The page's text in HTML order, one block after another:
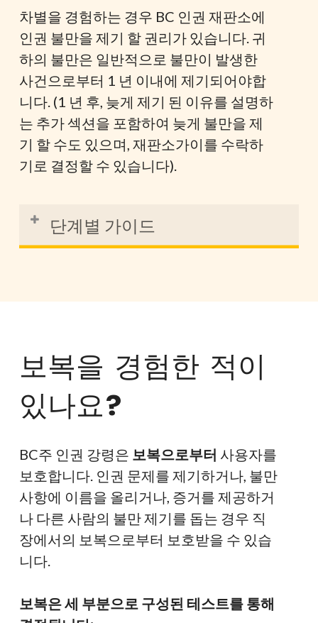
예를 들어, 고용주가 마음에 들지 않는 후
보에게 투표했다는 이유로 직원을 해고하
는 것은 고용주가 직원을 차별하는 것일 수
있습니다.
차별을 경험하는 경우 BC 인권 재판소에
인권 불만을 제기 할 권리가 있습니다. 귀
하의 불만은 일반적으로 불만이 발생한
사건으로부터 1 년 이내에 제기되어야합
니다. (1 년 후, 늦게 제기 된 이유를 설명하
는 추가 섹션을 포함하여 늦게 불만을 제
기 할 수도 있으며, 재판소가이를 수락하
기로 결정할 수 있습니다).
단계별 가이드
제
출
접
된
불
만
사
항
먼저, 재판소는 귀하의 이의 제기가 적시에 적절한
성’이 있는지 확인합니다.
일반적으로 고용주는 해고 신청서를제출하여 불
만 사항이 해당 기준을 충족하지 않는다고 제출하
는 것이 일반적입니다.
을 내리기 전에 신청서를 회원님과 공유하고 회원
님이 답변할 수 있도록 합니다.
보복을 경험한 적이
있나요?
BC주 인권 강령은 보복으로부터 사용자를
보호합니다. 인권 문제를 제기하거나, 불만
사항에 이름을 올리거나, 증거를 제공하거
나 다른 사람의 불만 제기를 돕는 경우 직
장에서의 보복으로부터 보호받을 수 있습
니다.
보복은 세 부분으로 구성된 테스트를 통해